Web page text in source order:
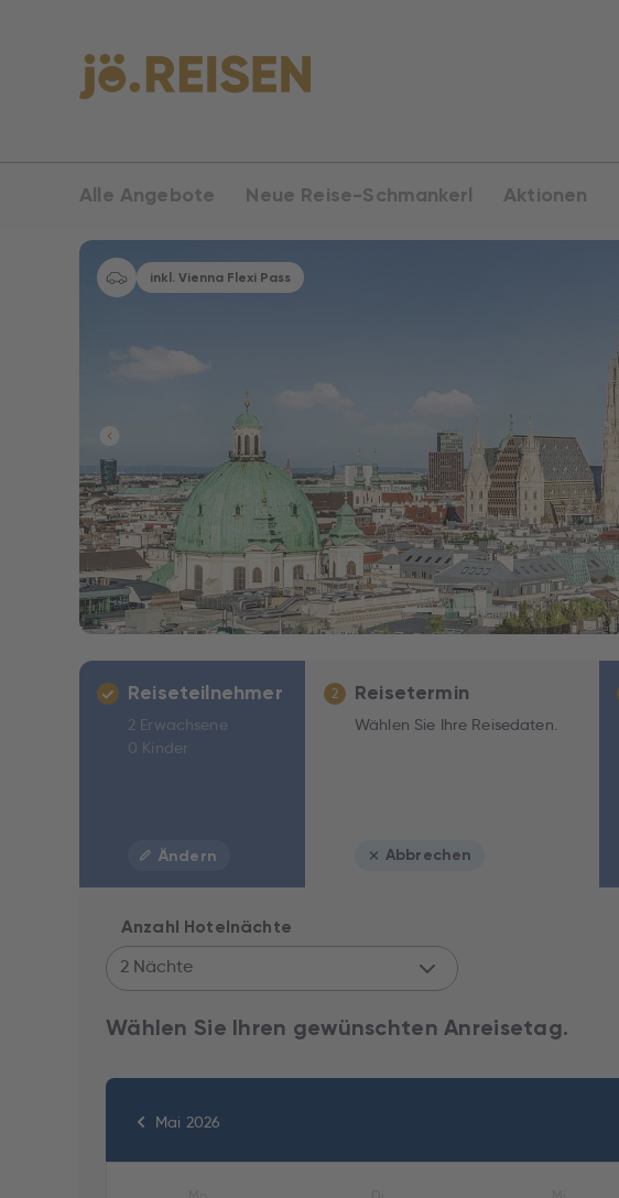
Alle Angebote Neue Reise-Schmankerl Aktionen
inkl. Vienna Flexi Pass
Reiseteilnehmer
2 Erwachsene
0 Kinder
Ändern
2 Reisetermin
Wählen Sie Ihre Reisedaten.
Abbrechen
Anzahl Hotelnächte
2 Nächte
Wählen Sie Ihren gewünschten Anreisetag.
Mai 2026